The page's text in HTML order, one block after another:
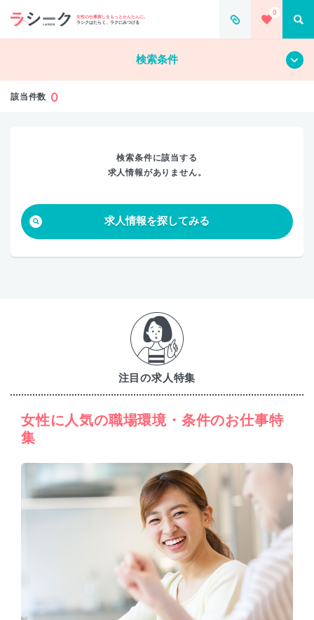
女性の仕事探しをもっとかんたんに。
ラシクはたらく、ラクにみつける
0
すべて
検索条件
該当件数 0
検索条件に該当する
求人情報がありません。
求人情報を探してみる
注目の求人特集
女性に人気の職場環境・条件のお仕事特
集